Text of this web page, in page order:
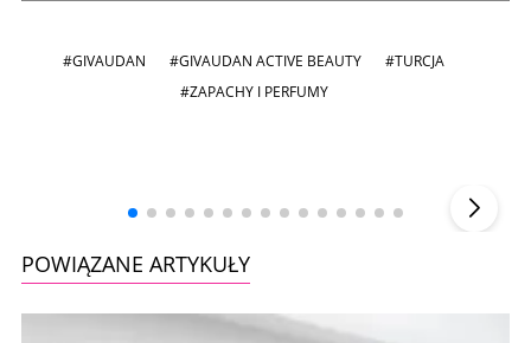
#GIVAUDAN #GIVAUDAN ACTIVE BEAUTY
#TURCJA
#ZAPACHY I PERFUMY
POWIĄZANE ARTYKUŁY